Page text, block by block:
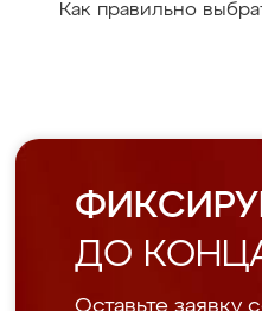
Как правильно
ДО
Оставьте заявку